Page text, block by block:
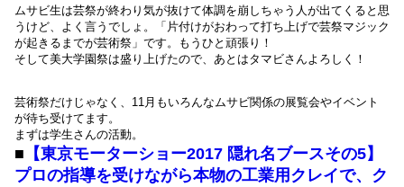
ムサビ生は芸祭が終わり気が抜けて体調を崩しちゃう人が出てくると思
うけど、よく言うでしょ。「片付けがおわって打ち上げで芸祭マジック
が起きるまでが芸術祭」です。もうひと頑張り！
そして美大学園祭は盛り上げたので、あとはタマビさんよろしく！
芸術祭だけじゃなく、11月もいろんなムサビ関係の展覧会やイベント
が待ち受けてます。
まずは学生さんの活動。
■ 【東京モーターショー2017 隠れ名ブースその5】
プロの指導を受けながら本物の工業用クレイで、ク